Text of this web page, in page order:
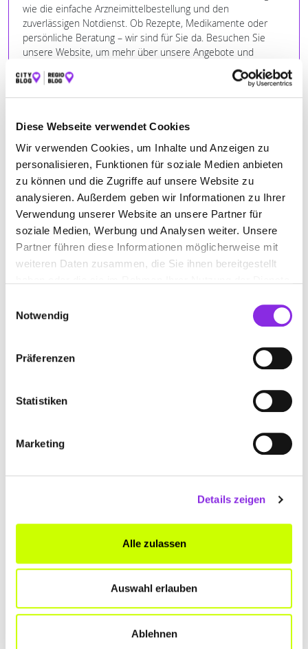
Diese Webseite verwendet Cookies
Wir verwenden Cookies, um Inhalte und Anzeigen zu
personalisieren, Funktionen für soziale Medien anbieten
zu können und die Zugriffe auf unsere Website zu
analysieren. Außerdem geben wir Informationen zu Ihrer
Verwendung unserer Website an unsere Partner für
soziale Medien, Werbung und Analysen weiter. Unsere
Partner führen diese Informationen möglicherweise mit
weiteren Daten zusammen, die Sie ihnen bereitgestellt
Notwendig
Präferenzen
Statistiken
Marketing
Details zeigen
Alle zulassen
Auswahl erlauben
Ablehnen
wie die einfache Arzneimittelbestellung und den
zuverlässigen Notdienst. Ob Rezepte, Medikamente oder
persönliche Beratung – wir sind für Sie da. Besuchen Sie
unsere Website, um mehr über unsere Angebote und
Aktionen zu erfahren. Willkommen in Ihrer Apotheke am
Frauenberg!
Bettina Senftleben– 21.10.2024